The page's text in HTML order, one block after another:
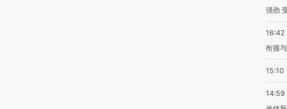
强劲
16:42
衔接
15:10
14:59